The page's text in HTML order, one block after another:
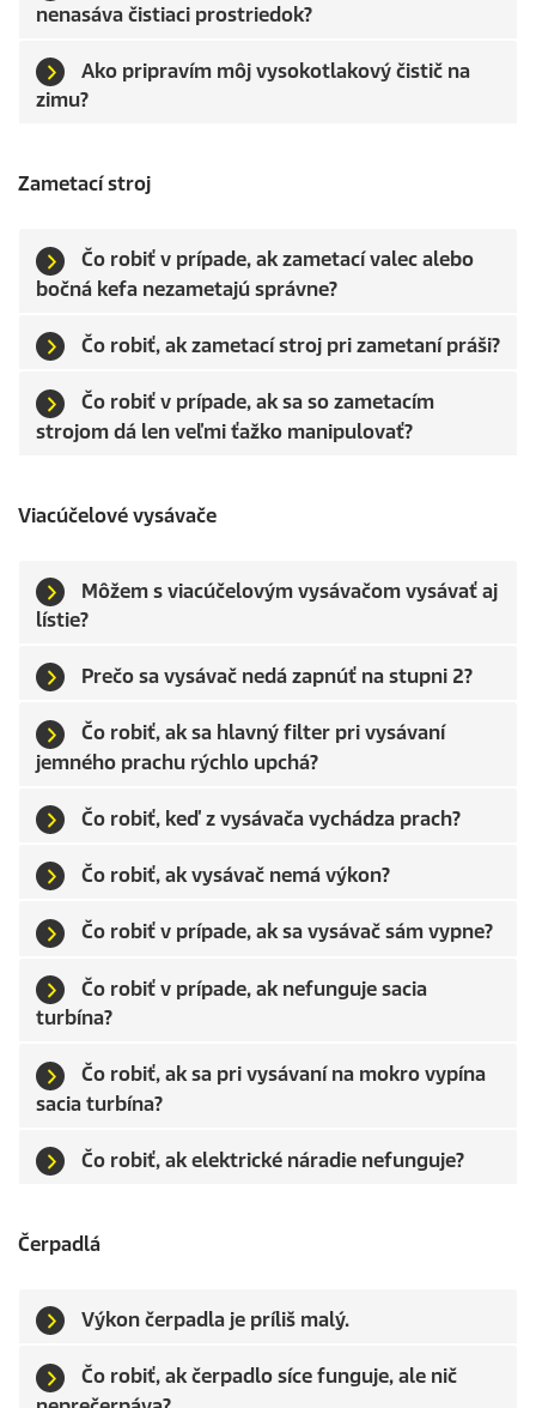
nenasáva čistiaci prostriedok?
Ako pripravím môj vysokotlakový čistič na
zimu?
Zametací stroj
Čo robiť v prípade, ak zametací valec alebo
bočná kefa nezametajú správne?
Čo robiť, ak zametací stroj pri zametaní práši?
Čo robiť v prípade, ak sa so zametacím
strojom dá len veľmi ťažko manipulovať?
Viacúčelové vysávače
Môžem s viacúčelovým vysávačom vysávať aj
lístie?
Prečo sa vysávač nedá zapnúť na stupni 2?
Čo robiť, ak sa hlavný filter pri vysávaní
jemného prachu rýchlo upchá?
Čo robiť, keď z vysávača vychádza prach?
Čo robiť, ak vysávač nemá výkon?
Čo robiť v prípade, ak sa vysávač sám vypne?
Čo robiť v prípade, ak nefunguje sacia
turbína?
Čo robiť, ak sa pri vysávaní na mokro vypína
sacia turbína?
Čo robiť, ak elektrické náradie nefunguje?
Čerpadlá
Výkon čerpadla je príliš malý.
Čo robiť, ak čerpadlo síce funguje, ale nič